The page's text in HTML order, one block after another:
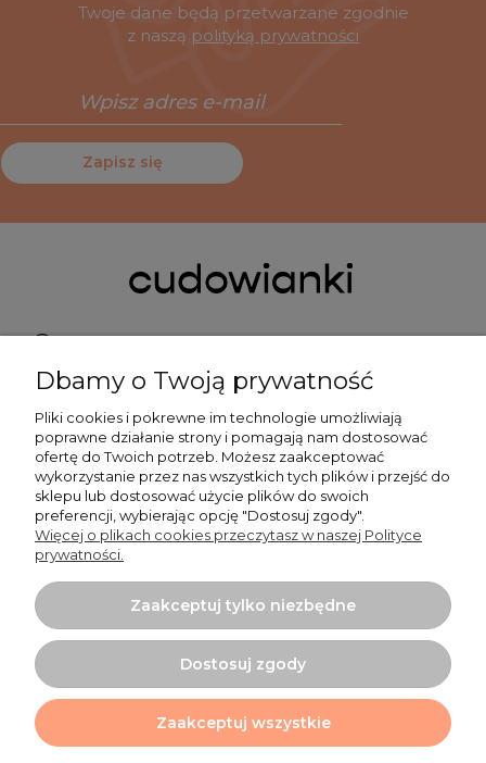
Twoje dane będą przetwarzane zgodnie
z naszą polityką prywatności
Zapisz się
Pn do Pt 9:00-15:00
+48 519 462 010
kontakt@cudowianki.pl
Ważne sprawy
Dodatkowe informacje
Tu mnie znajdziesz
Projekt i wykonanie:Ecommercy.pl
Dbamy o Twoją prywatność
Pliki cookies i pokrewne im technologie umożliwiają
poprawne działanie strony i pomagają nam dostosować
ofertę do Twoich potrzeb. Możesz zaakceptować
wykorzystanie przez nas wszystkich tych plików i przejść do
sklepu lub dostosować użycie plików do swoich
preferencji, wybierając opcję "Dostosuj zgody".
Więcej o plikach cookies przeczytasz w naszej Polityce
prywatności.
Zaakceptuj tylko niezbędne
Dostosuj zgody
Zaakceptuj wszystkie